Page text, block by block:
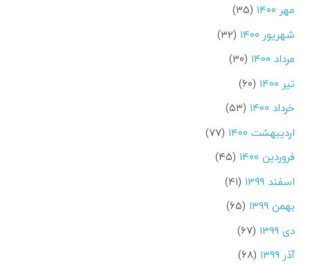
مهر ۱۴۰۰
(۳۵)
شهریور ۱۴۰۰
(۳۲)
مرداد ۱۴۰۰
(۳۰)
تیر ۱۴۰۰
(۶۰)
خرداد ۱۴۰۰
(۵۳)
اردیبهشت ۱۴۰۰
(۷۷)
فروردین ۱۴۰۰
(۴۵)
اسفند ۱۳۹۹
(۴۱)
بهمن ۱۳۹۹
(۶۵)
دی ۱۳۹۹
(۶۷)
آذر ۱۳۹۹
(۶۸)